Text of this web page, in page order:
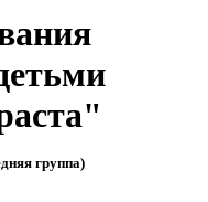
группа)